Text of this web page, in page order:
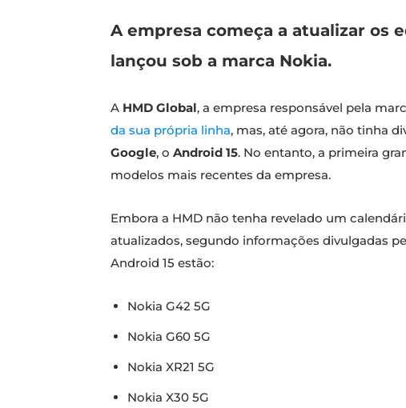
A empresa começa a atualizar os
lançou sob a marca Nokia.
A HMD Global, a empresa responsável pela
da sua própria linha, mas, até agora, não tinha
Google, o Android 15. No entanto, a primeira
modelos mais recentes da empresa.
Embora a HMD não tenha revelado um
atualizados, segundo informações divulgadas
Android 15 estão:
Nokia G42 5G
Nokia G60 5G
Nokia XR21 5G
Nokia X30 5G